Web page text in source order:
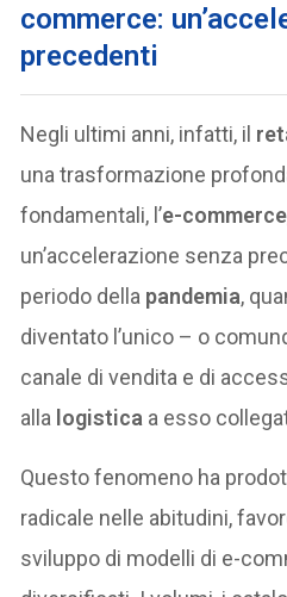
commerce:
precedenti
Negli ultimi anni, infatti, il
una trasformazione
fondamentali, l’e-commerce
un’accelerazione senza
periodo della pandemia,
diventato l’unico – o
canale di vendita e di
alla logistica a esso
Questo fenomeno ha
radicale nelle abitudini,
sviluppo di modelli di e-